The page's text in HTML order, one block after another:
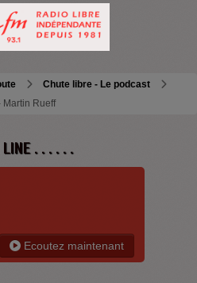
Chute libre - Le podcast
Rueff
LINE . . . . . .
Ecoutez maintenant